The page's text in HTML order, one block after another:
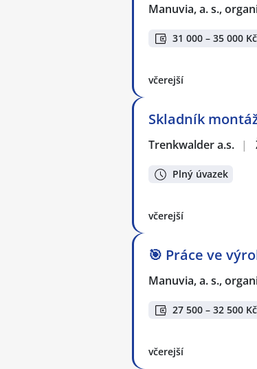
Manuvia, a. s.,
31 000 – 35 000 Kč
včerejší
Skladník
Trenkwalder a.s. |
Plný úvazek
včerejší
🎯 Práce ve
Manuvia, a. s.,
27 500 – 32 500 Kč
včerejší